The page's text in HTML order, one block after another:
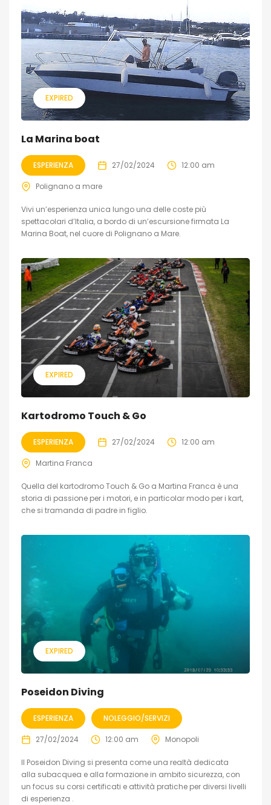
EXPIRED
La Marina boat
ESPERIENZA 27/02/2024 12:00 am
Polignano a mare
Vivi un’esperienza unica lungo una delle coste più
spettacolari d’Italia, a bordo di un’escursione firmata La
Marina Boat, nel cuore di Polignano a Mare.
EXPIRED
Kartodromo Touch & Go
ESPERIENZA 27/02/2024 12:00 am
Martina Franca
Quella del kartodromo Touch & Go a Martina Franca è una
storia di passione per i motori, e in particolar modo per i kart,
che si tramanda di padre in figlio.
EXPIRED
Poseidon Diving
ESPERIENZA NOLEGGIO/SERVIZI
27/02/2024 12:00 am Monopoli
Il Poseidon Diving si presenta come una realtà dedicata
alla subacquea e alla formazione in ambito sicurezza, con
un focus su corsi certificati e attività pratiche per diversi livelli
di esperienza .